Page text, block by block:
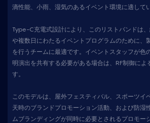
滴性能、小雨、湿気のあるイベント環境に適して
Type-C充電式設計により、このリストバンドは
や複数日にわたるイベントプログラムのために、
を行うチームに最適です。イベントスタッフが色
明演出を共有する必要がある場合は、RF制御によ
す。
このモデルは、屋外フェスティバル、スポーツイ
天時のブランドプロモーション活動、および防湿
ムブランディングが同時に必要とされるプロモー